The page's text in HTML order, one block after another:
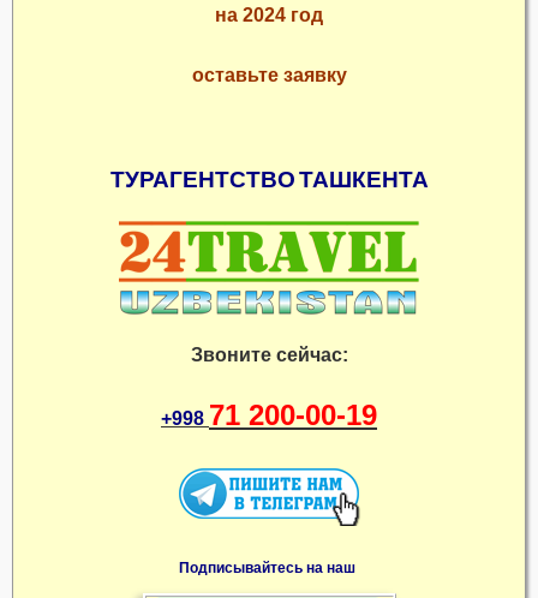
на 2024 год
оставьте заявку
ТУРАГЕНТСТВОТАШКЕНТА
Звоните сейчас:
+998 71 200-00-19
Подписывайтесь на наш